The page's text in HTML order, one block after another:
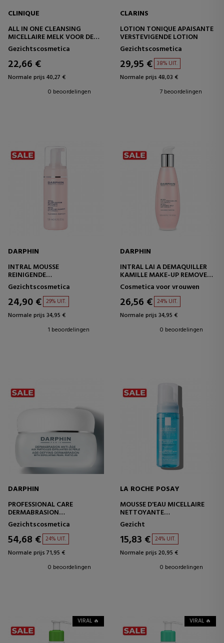
CLINIQUE
ALL IN ONE CLEANSING
MICELLAIRE MELK VOOR DE
DROGE/GECOMBINEERDE
HUID
Gezichtscosmetica
22,66 €
Normale prijs 40,27 €
0 beoordelingen
CLARINS
LOTION TONIQUE APAISANTE
VERSTEVIGENDE LOTION
Gezichtscosmetica
29,95 € 38% UIT.
Normale prijs 48,03 €
7 beoordelingen
DARPHIN
INTRAL MOUSSE
REINIGENDE
KAMILLEBEHANDELING
Gezichtscosmetica
24,90 € 29% UIT.
Normale prijs 34,95 €
1 beoordelingen
DARPHIN
INTRAL LAI A DEMAQUILLER
KAMILLE MAKE-UP REMOVER
MELK
Cosmetica voor vrouwen
26,56 € 24% UIT.
Normale prijs 34,95 €
0 beoordelingen
DARPHIN
PROFESSIONAL CARE
DERMABRASION
ANTI-AGING EXFOLIANT
Gezichtscosmetica
54,68 € 24% UIT.
Normale prijs 71,95 €
0 beoordelingen
LA ROCHE POSAY
MOUSSE D'EAU MICELLAIRE
NETTOYANTE
SCHUIMENDE MAKE-UP
REMOVER
Gezicht
15,83 € 24% UIT.
Normale prijs 20,95 €
0 beoordelingen
VIRAL 🔥 VIRAL 🔥